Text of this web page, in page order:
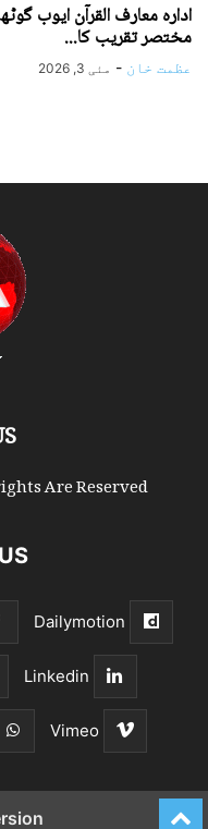
ادارہ معارف القرآن ایوب
مختصر تقریب کا...
عظمت خان - مئی 3, 2026
Are Reserved
Dailymotion
Linkedin
Vimeo